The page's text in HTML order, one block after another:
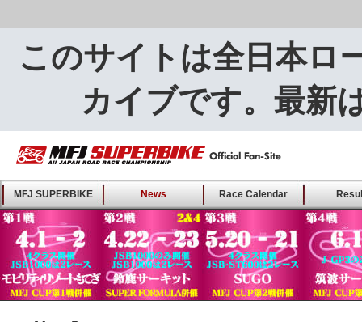
このサイトは全日本ロ
カイブです。最新
MFJ SUPERBIKE ALL
JAPAN ROAD RACE
CHAMPIONSHIP - Offical
Fan-Site
MFJ SUPERBIKE News Race Calendar